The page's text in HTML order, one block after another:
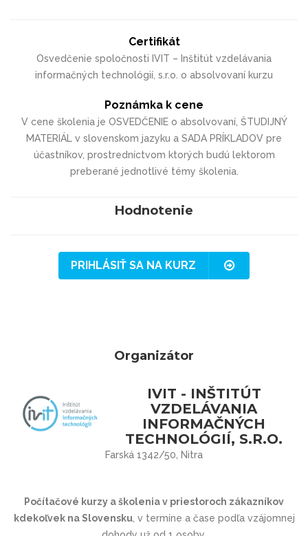
Certifikát
Osvedčenie spoločnosti IVIT – Inštitút vzdelávania
informačných technológií, s.r.o. o absolvovaní kurzu
Poznámka k cene
V cene školenia je OSVEDČENIE o absolvovaní, ŠTUDIJNÝ
MATERIÁL v slovenskom jazyku a SADA PRÍKLADOV pre
účastníkov, prostredníctvom ktorých budú lektorom
preberané jednotlivé témy školenia.
Hodnotenie
PRIHLÁSIŤ SA NA KURZ
Organizátor
IVIT - INŠTITÚT
VZDELÁVANIA
INFORMAČNÝCH
TECHNOLÓGIÍ, S.R.O.
Farská 1342/50, Nitra
Počítačové kurzy a školenia v priestoroch zákazníkov
kdekoľvek na Slovensku, v termíne a čase podľa vzájomnej